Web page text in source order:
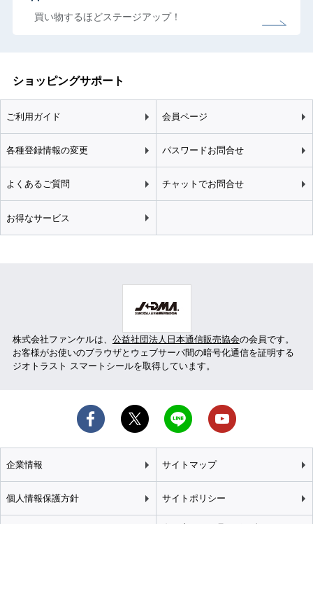
買い物するほどステージアップ！
ショッピングサポート
ご利用ガイド 会員ページ
各種登録情報の変更 パスワードお問合せ
よくあるご質問 チャットでお問合せ
お得なサービス
株式会社ファンケルは、 公益社団法人日本通信販売協会の会員です。
お客様がお使いのブラウザとウェブサーバ間の暗号化通信を証明する
ジオトラスト スマートシールを取得しています。
企業情報 サイトマップ
個人情報保護方針 サイトポリシー
カスタマーハラスメント